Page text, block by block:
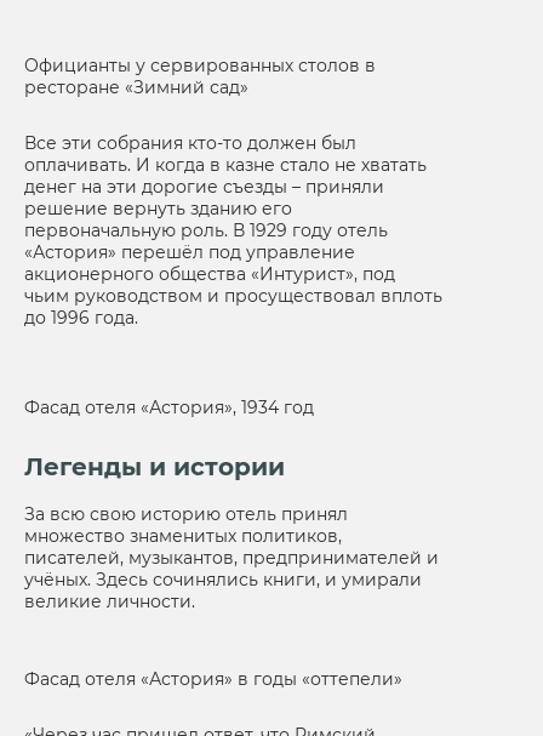
Официанты у сервированных столов в
ресторане «Зимний сад»
Все эти собрания кто-то должен был
оплачивать. И когда в казне стало не хватать
денег на эти дорогие съезды – приняли
решение вернуть зданию его
первоначальную роль. В 1929 году отель
«Астория» перешёл под управление
акционерного общества «Интурист», под
чьим руководством и просуществовал вплоть
до 1996 года.
Фасад отеля «Астория», 1934 год
Легенды и истории
За всю свою историю отель принял
множество знаменитых политиков,
писателей, музыкантов, предпринимателей и
учёных. Здесь сочинялись книги, и умирали
великие личности.
Фасад отеля «Астория» в годы «оттепели»